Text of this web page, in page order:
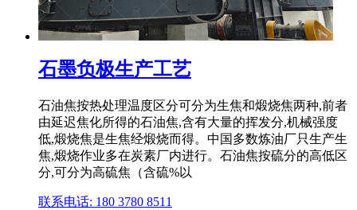
石墨负极生产工艺
石油焦按热处理温度区分可分为生焦和煅烧焦两种,前者
由延迟焦化所得的石油焦,含有大量的挥发分,机械强度
低,煅烧焦是生焦经煅烧而得。中国多数炼油厂只生产生
焦,煅烧作业多在炭素厂内进行。石油焦按硫分的高低区
分,可分为高硫焦（含硫%以
联系电话: 180 3780 8511